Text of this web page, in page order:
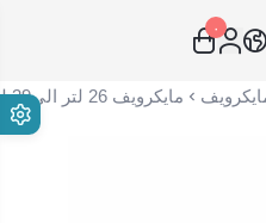
٠
مايكرويف 26 لتر الى39 لتر